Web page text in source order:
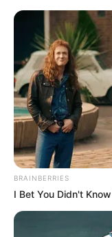
BRAINBERRIES
I Bet You Didn't